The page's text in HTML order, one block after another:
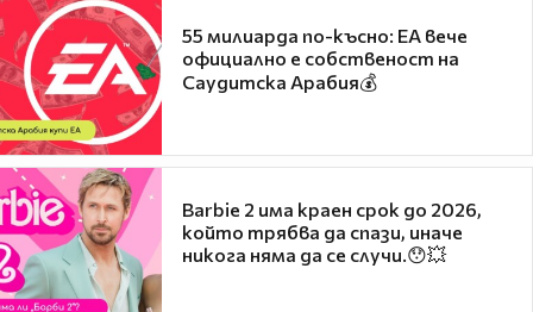
55 милиарда по-късно: EA вече
официално е собственост на
Саудитска Арабия💰
Barbie 2 има краен срок до 2026,
който трябва да спази, иначе
никога няма да се случи.😯💥